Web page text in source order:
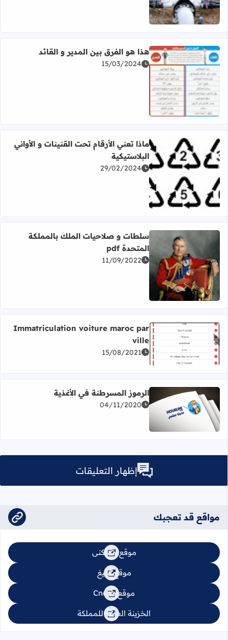
اقرأ المزيد عن هذا هو الفرق بين المدير و القائد
هذا هو الفرق بين المدير و القائد
15/03/2024
اقرأ المزيد عن ماذا تعني الأرقام تحت القنينات و الأواني
ماذا تعني الأرقام تحت القنينات و الأواني
البلاستيكية
29/02/2024
اقرأ المزيد عن سلطات و صلاحيات الملك بالمملكة المتحدة pdf
سلطات و صلاحيات الملك بالمملكة
المتحدة pdf
11/09/2022
اقرأ المزيد عن Immatriculation voiture maroc par ville
Immatriculation voiture maroc par
ville
15/08/2021
اقرأ المزيد عن الرموز المسرطنة في الأغذية
الرموز المسرطنة في الأغذية
04/11/2020
إظهار التعليقات
مواقع قد تعجبك
موقع السكنى
موقع تبليغ
موقع Cnops
الخزينة العامة للمملكة